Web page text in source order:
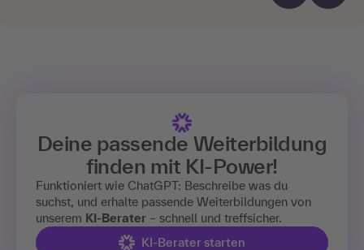
Deine passende Weiterbildung
finden mit KI-Power!
Funktioniert wie ChatGPT: Beschreibe was du
suchst, und erhalte passende Weiterbildungen von
unserem KI-Berater – schnell und treffsicher.
KI-Berater starten